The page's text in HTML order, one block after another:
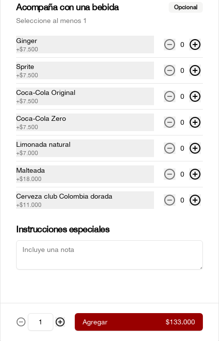
depimientanegra con cualquiera de
Medallones de lomo tocineta
Dos medallones de lomo de res a la
parrilla envueltos en tocinera con
cualquiera de nuestros acompañamientos
$61.500
New York steak Certified
Beef ® al estilo neoyorkino, acompañado
de nuestros acompañamientos y
Acompaña con una bebida Opcional
Seleccione al menos 1
Ginger
+$7.500
0
Sprite
+$7.500
0
Coca-Cola Original
+$7.500
0
Coca-Cola Zero
+$7.500
0
Limonada natural
+$7.000
0
Malteada
+$18.000
0
Cerveza club Colombia dorada
+$11.000
0
Instrucciones especiales
Agregar $133.000